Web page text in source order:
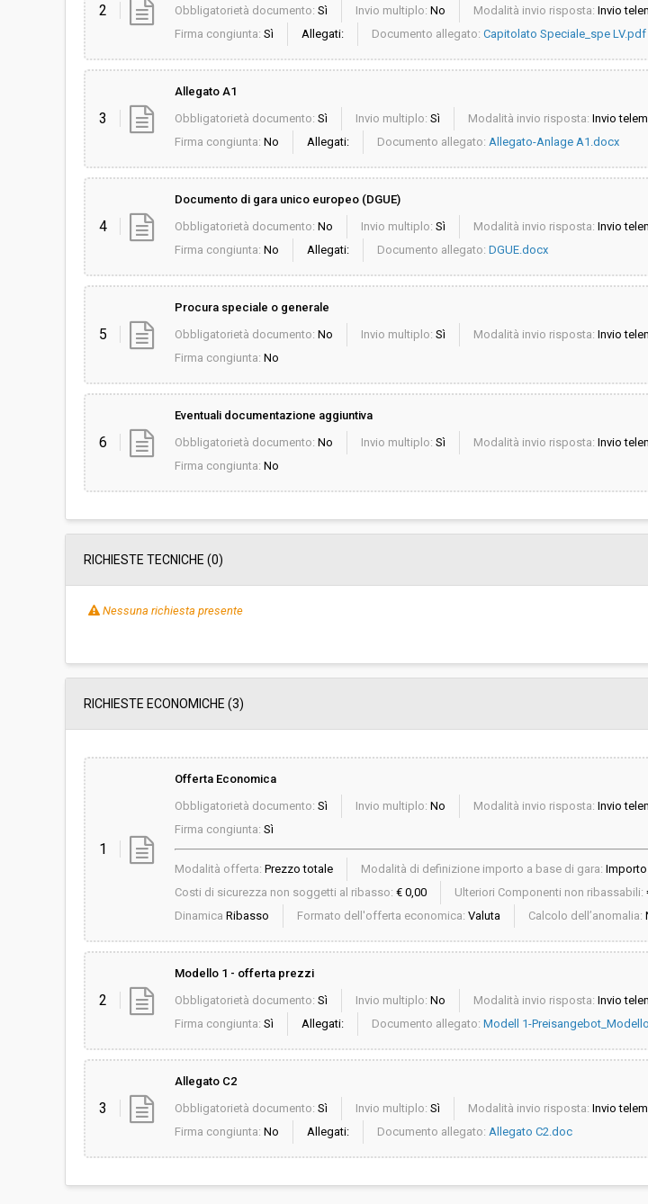
2
Obbligatorietà documento: Sì Invio multiplo: No Modalità invio risposta: Invio
Firma congiunta: Sì Allegati: Documento allegato: Capitolato Speciale_spe LV.pdf
3
Allegato A1
Obbligatorietà documento: Sì Invio multiplo: Sì Modalità invio risposta: Invio
Firma congiunta: No Allegati: Documento allegato: Allegato-Anlage A1.docx
4
Documento di gara unico europeo (DGUE)
Obbligatorietà documento: No Invio multiplo: Sì Modalità invio risposta: Invio
Firma congiunta: No Allegati: Documento allegato: DGUE.docx
5
Procura speciale o generale
Obbligatorietà documento: No Invio multiplo: Sì Modalità invio risposta: Invio
Firma congiunta: No
6
Eventuali documentazione aggiuntiva
Obbligatorietà documento: No Invio multiplo: Sì Modalità invio risposta: Invio
Firma congiunta: No
RICHIESTE TECNICHE (0)
Nessuna richiesta presente
RICHIESTE ECONOMICHE (3)
1
Offerta Economica
Obbligatorietà documento: Sì Invio multiplo: No Modalità invio risposta: Invio
Firma congiunta: Sì
Modalità offerta: Prezzo totale Modalità di definizione importo a base di gara:
Costi di sicurezza non soggetti al ribasso: € 0,00 Ulteriori Componenti non ribassabili:
Dinamica Ribasso Formato dell'offerta economica: Valuta Calcolo dell’anomalia:
2
Modello 1 - offerta prezzi
Obbligatorietà documento: Sì Invio multiplo: No Modalità invio risposta: Invio
Firma congiunta: Sì Allegati: Documento allegato: Modell 1-
3
Allegato C2
Obbligatorietà documento: Sì Invio multiplo: Sì Modalità invio risposta: Invio
Firma congiunta: No Allegati: Documento allegato: Allegato C2.doc